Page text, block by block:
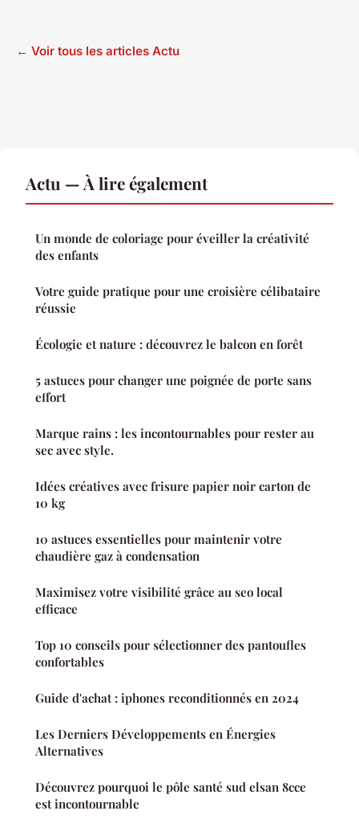
← Voir tous les articles Actu
Actu — À lire également
Un monde de coloriage pour éveiller la créativité
des enfants
Votre guide pratique pour une croisière célibataire
réussie
Écologie et nature : découvrez le balcon en forêt
5 astuces pour changer une poignée de porte sans
effort
Marque rains : les incontournables pour rester au
sec avec style.
Idées créatives avec frisure papier noir carton de
10 kg
10 astuces essentielles pour maintenir votre
chaudière gaz à condensation
Maximisez votre visibilité grâce au seo local
efficace
Top 10 conseils pour sélectionner des pantoufles
confortables
Guide d'achat : iphones reconditionnés en 2024
Les Derniers Développements en Énergies
Alternatives
Découvrez pourquoi le pôle santé sud elsan 8cce
est incontournable